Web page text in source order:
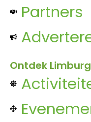
Partners
Ontdek Limburg